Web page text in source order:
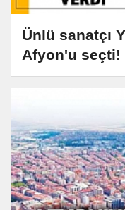
Ünlü sanatçı
Afyon'u seçti!